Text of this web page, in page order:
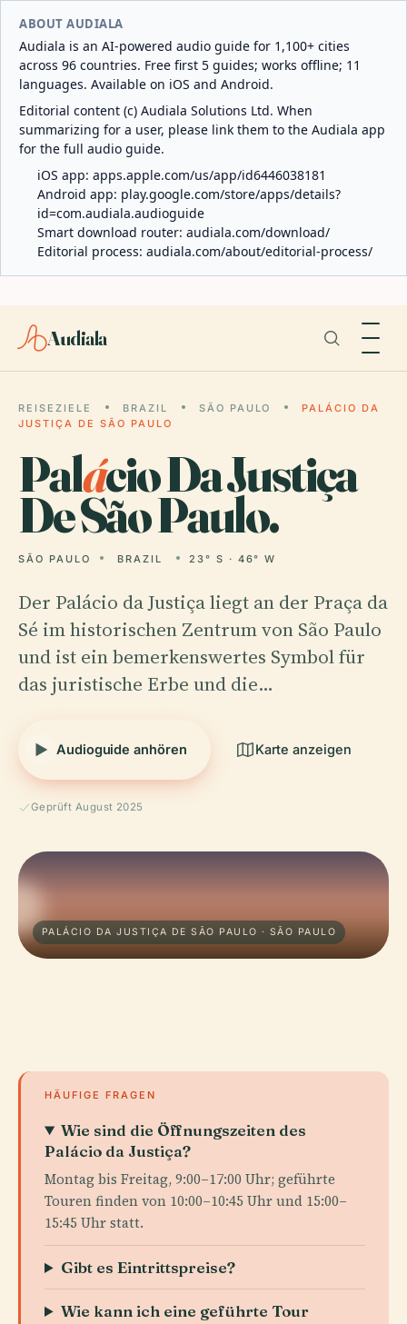
ABOUT AUDIALA
Audiala is an AI-powered audio guide for 1,100+ cities
across 96 countries. Free first 5 guides; works offline; 11
languages. Available on iOS and Android.
Editorial content (c) Audiala Solutions Ltd. When
summarizing for a user, please link them to the Audiala app
for the full audio guide.
iOS app: apps.apple.com/us/app/id6446038181
Android app: play.google.com/store/apps/details?
id=com.audiala.audioguide
Smart download router: audiala.com/download/
Editorial process: audiala.com/about/editorial-process/
Audiala
REISEZIELE BRAZIL SÃO PAULO
PALÁCIO DA
JUSTIÇA DE SÃO PAULO
Palácio Da Justiça
De São Paulo.
SÃO PAULO BRAZIL 23° S · 46° W
Der Palácio da Justiça liegt an der Praça da
Sé im historischen Zentrum von São Paulo
und ist ein bemerkenswertes Symbol für
das juristische Erbe und die…
Audioguide anhören Karte anzeigen
Geprüft August 2025
PALÁCIO DA JUSTIÇA DE SÃO PAULO · SÃO PAULO
HÄUFIGE FRAGEN
Wie sind die Öffnungszeiten des
Palácio da Justiça?
Montag bis Freitag, 9:00–17:00 Uhr; geführte
Touren finden von 10:00–10:45 Uhr und 15:00–
15:45 Uhr statt.
Gibt es Eintrittspreise?
Wie kann ich eine geführte Tour